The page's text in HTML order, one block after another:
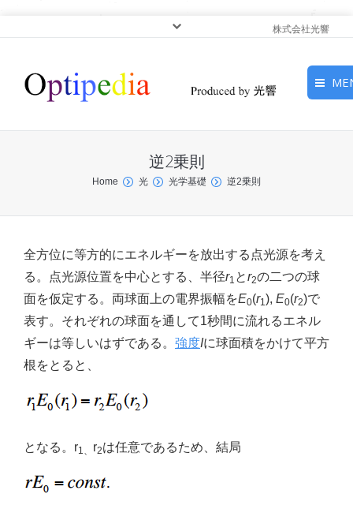
株式会社光響
ピックアップ
光応用・アプリケーショ
ン
サービス
逆2乗則
You are here:Home 光 光学基礎 逆2乗則
全方位に等方的にエネルギーを放出する点光源を考え
る。点光源位置を中心とする、半径r1 とr2の二つの球
面を仮定する。両球面上の電界振幅をE0(r1), E0(r2)で
表す。それぞれの球面を通して1秒間に流れるエネル
ギーは等しいはずである。 強度Iに球面積をかけて平方
根をとると、
となる。r1、 r2は任意であるため、結局